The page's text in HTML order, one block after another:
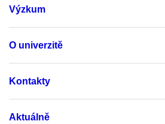
Výzkum
O univerzitě
Kontakty
Aktuálně